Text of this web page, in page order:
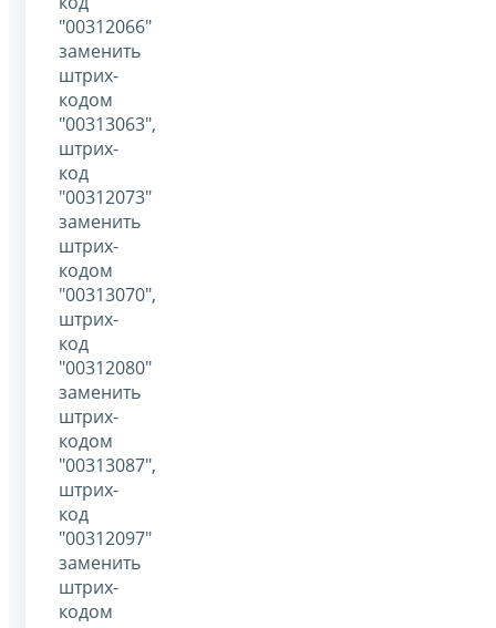
"00312066"
заменить
штрих-
кодом
"00313063",
штрих-
код
"00312073"
заменить
штрих-
кодом
"00313070",
штрих-
код
"00312080"
заменить
штрих-
кодом
"00313087",
штрих-
код
"00312097"
заменить
штрих-
кодом